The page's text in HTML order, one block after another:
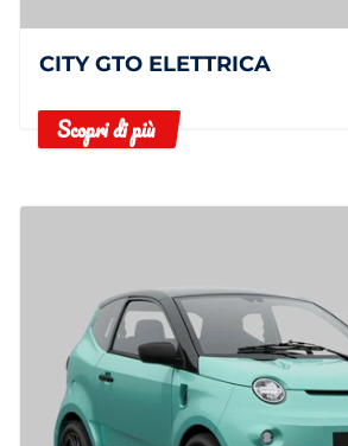
CITY GTO ELETTRICA
Scopri di più